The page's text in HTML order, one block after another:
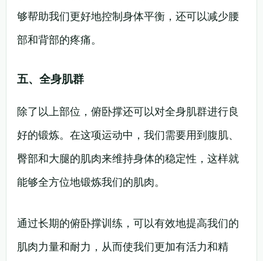
够帮助我们更好地控制身体平衡，还可以减少腰
部和背部的疼痛。
五、全身肌群
除了以上部位，俯卧撑还可以对全身肌群进行良
好的锻炼。在这项运动中，我们需要用到腹肌、
臀部和大腿的肌肉来维持身体的稳定性，这样就
能够全方位地锻炼我们的肌肉。
通过长期的俯卧撑训练，可以有效地提高我们的
肌肉力量和耐力，从而使我们更加有活力和精